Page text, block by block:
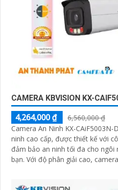
CAMERA KBVISION KX-
4,264,000 ₫
6,560,000 ₫
Camera An Ninh KX-
ninh cao cấp, được thiết kế với
đảm bảo an ninh tối đa cho ngôi
bạn. Với độ phân giải cao, camera cho hình ảnh sắc nét và